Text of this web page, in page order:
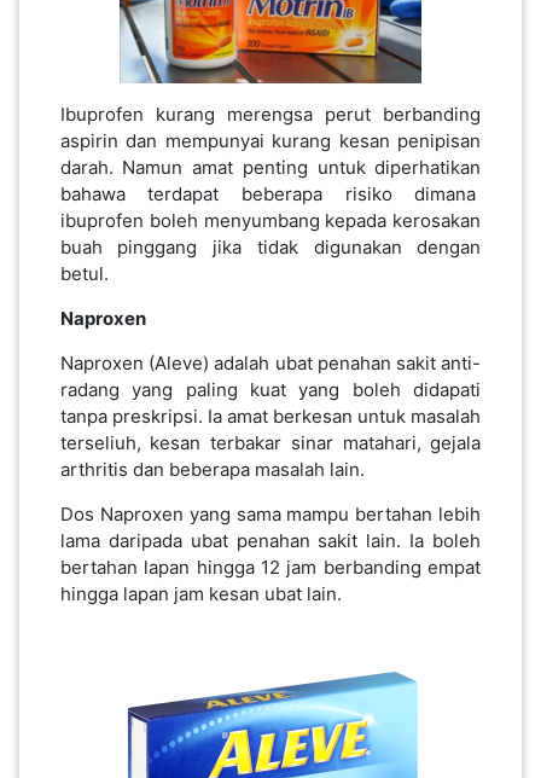
Ibuprofen kurang merengsa perut berbanding
aspirin dan mempunyai kurang kesan penipisan
darah. Namun amat penting untuk diperhatikan
bahawa terdapat beberapa risiko dimana
ibuprofen boleh menyumbang kepada kerosakan
buah pinggang jika tidak digunakan dengan
betul.
Naproxen
Naproxen (Aleve) adalah ubat penahan sakit anti-
radang yang paling kuat yang boleh didapati
tanpa preskripsi. Ia amat berkesan untuk masalah
terseliuh, kesan terbakar sinar matahari, gejala
arthritis dan beberapa masalah lain.
Dos Naproxen yang sama mampu bertahan lebih
lama daripada ubat penahan sakit lain. Ia boleh
bertahan lapan hingga 12 jam berbanding empat
hingga lapan jam kesan ubat lain.